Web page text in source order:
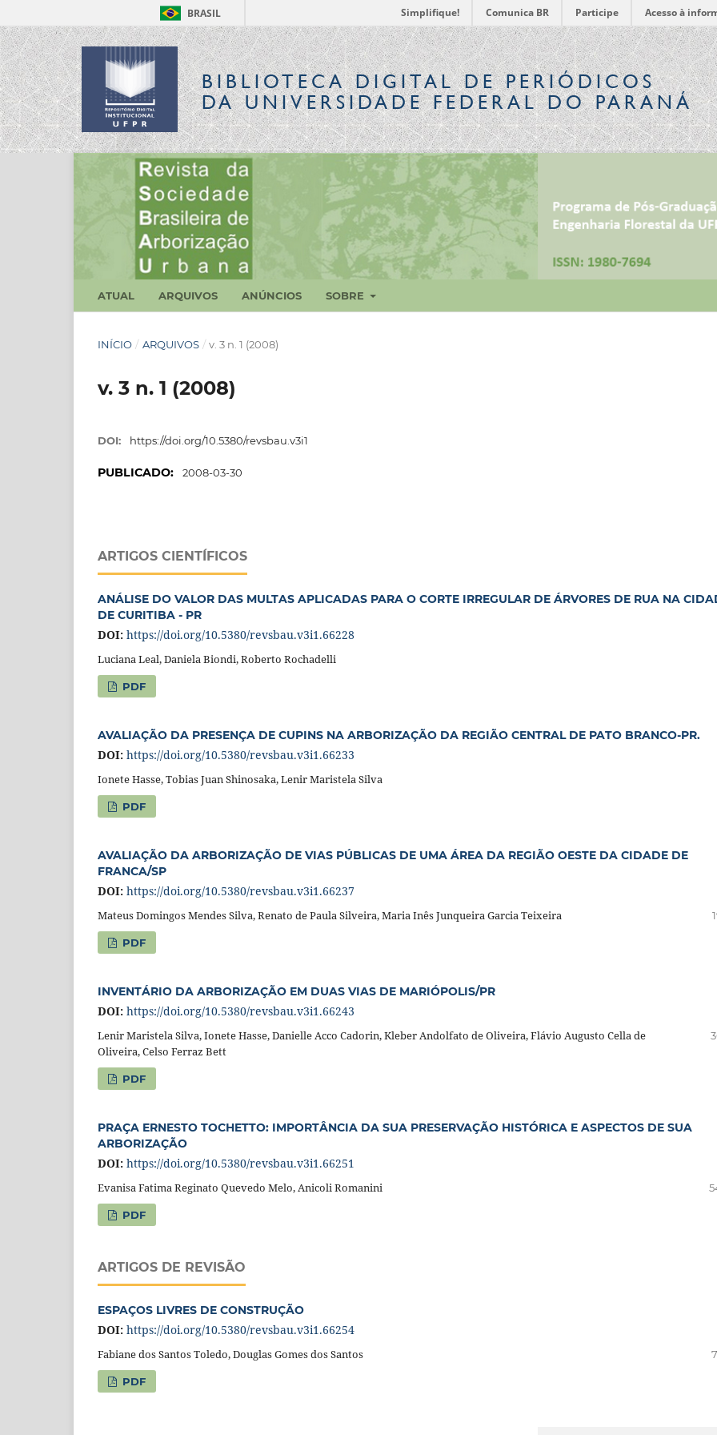
BRASIL Simplifique! Comunica BR Participe Acesso à
BIBLIOTECA DIGITALDE PERIÓDICOS
DA UNIVERSIDADE FEDERAL DO PARANÁ
ATUAL ARQUIVOS ANÚNCIOS SOBRE
INÍCIO / ARQUIVOS / v. 3 n. 1 (2008)
v. 3 n. 1 (2008)
DOI: https://doi.org/10.5380/revsbau.v3i1
PUBLICADO: 2008-03-30
ARTIGOS CIENTÍFICOS
ANÁLISE DO VALOR DAS MULTAS APLICADAS PARA O CORTE IRREGULAR DE ÁRVORES DE RUA NA
DE CURITIBA - PR
DOI: https://doi.org/10.5380/revsbau.v3i1.66228
Luciana Leal, Daniela Biondi, Roberto Rochadelli
PDF
AVALIAÇÃO DA PRESENÇA DE CUPINS NA ARBORIZAÇÃO DA REGIÃO CENTRAL DE PATO BRANCO-PR.
DOI: https://doi.org/10.5380/revsbau.v3i1.66233
Ionete Hasse, Tobias Juan Shinosaka, Lenir Maristela Silva
PDF
AVALIAÇÃO DA ARBORIZAÇÃO DE VIAS PÚBLICAS DE UMA ÁREA DA REGIÃO OESTE DA CIDADE DE
FRANCA/SP
DOI: https://doi.org/10.5380/revsbau.v3i1.66237
Mateus Domingos Mendes Silva, Renato de Paula Silveira, Maria Inês Junqueira Garcia Teixeira
PDF
INVENTÁRIO DA ARBORIZAÇÃO EM DUAS VIAS DE MARIÓPOLIS/PR
DOI: https://doi.org/10.5380/revsbau.v3i1.66243
Lenir Maristela Silva, Ionete Hasse, Danielle Acco Cadorin, Kleber Andolfato de Oliveira, Flávio Augusto Cella de
Oliveira, Celso Ferraz Bett
PDF
PRAÇA ERNESTO TOCHETTO: IMPORTÂNCIA DA SUA PRESERVAÇÃO HISTÓRICA E ASPECTOS DE SUA
ARBORIZAÇÃO
DOI: https://doi.org/10.5380/revsbau.v3i1.66251
Evanisa Fatima Reginato Quevedo Melo, Anicoli Romanini
PDF
ARTIGOS DE REVISÃO
ESPAÇOS LIVRES DE CONSTRUÇÃO
DOI: https://doi.org/10.5380/revsbau.v3i1.66254
Fabiane dos Santos Toledo, Douglas Gomes dos Santos
PDF